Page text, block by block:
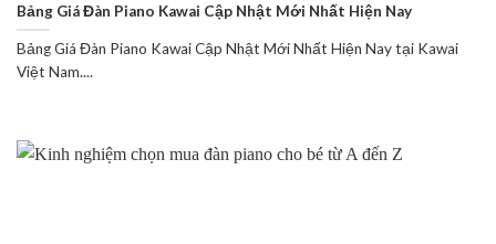
Bảng Giá Đàn Piano Kawai Cập Nhật Mới Nhất Hiện Nay
Bảng Giá Đàn Piano Kawai Cập Nhật Mới Nhất Hiện Nay tại Kawai
Việt Nam....